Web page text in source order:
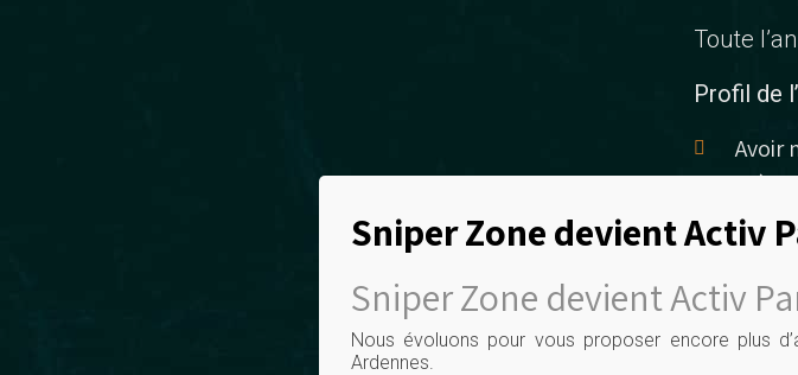
Toute
Profil de
Avoir
Très
Avoir
Sniper Zone devient Activ
Sniper Zone devient Activ
Nous évoluons pour vous proposer encore plus
Ardennes.